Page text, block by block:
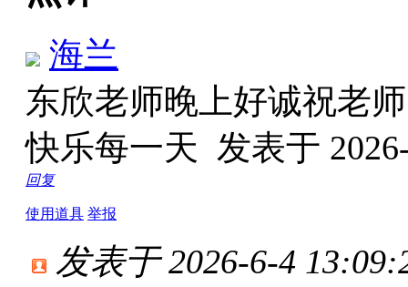
海兰
东欣老师晚上好诚祝老
快乐每一天 发表于
回复
使用道具 举报
发表于 2026-6-4